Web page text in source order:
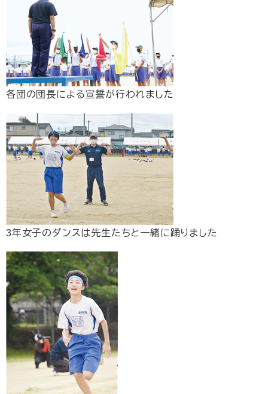
各団の団長による宣誓が行われました
3年女子のダンスは先生たちと一緒に踊りました